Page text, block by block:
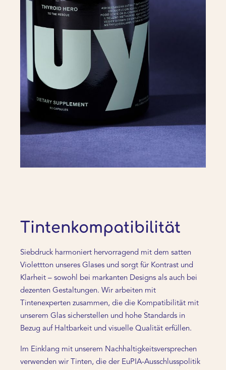
Tintenkompatibilität
Siebdruck harmoniert hervorragend mit dem satten
Violettton unseres Glases und sorgt für Kontrast und
Klarheit – sowohl bei markanten Designs als auch bei
dezenten Gestaltungen. Wir arbeiten mit
Tintenexperten zusammen, die die Kompatibilität mit
unserem Glas sicherstellen und hohe Standards in
Bezug auf Haltbarkeit und visuelle Qualität erfüllen.
Im Einklang mit unserem Nachhaltigkeitsversprechen
verwenden wir Tinten, die der EuPIA-Ausschlusspolitik